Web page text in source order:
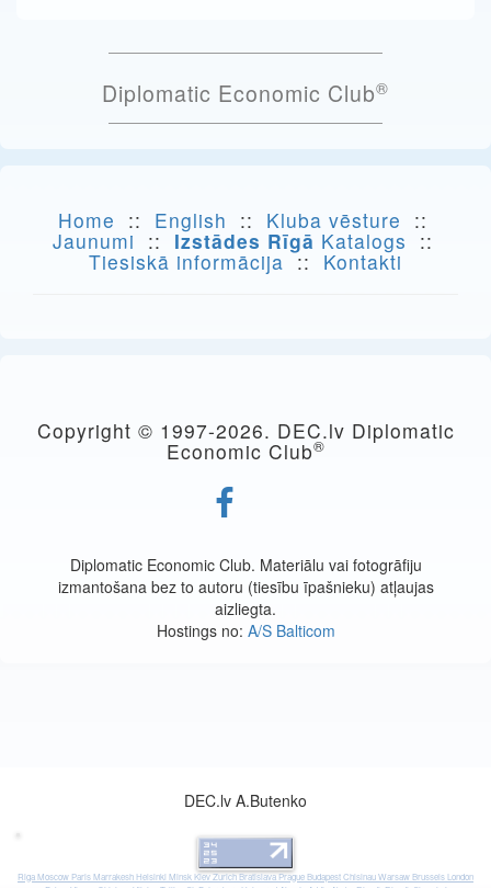
Diplomatic Economic Club®
Home :: English :: Kluba vēsture ::
Jaunumi :: Izstādes Rīgā Katalogs ::
Tiesiskā informācija :: Kontakti
Copyright © 1997-2026. DEC.lv Diplomatic
Economic Club®
Diplomatic Economic Club. Materiālu vai fotogrāfiju
izmantošana bez to autoru (tiesību īpašnieku) atļaujas
aizliegta.
Hostings no: A/S Balticom
DEC.lv A.Butenko
RigaMoscow ParisMarrakeshHelsinki MinskKievZurichBratislavaPragueBudapestChisinauWarsawBrusselsLondon